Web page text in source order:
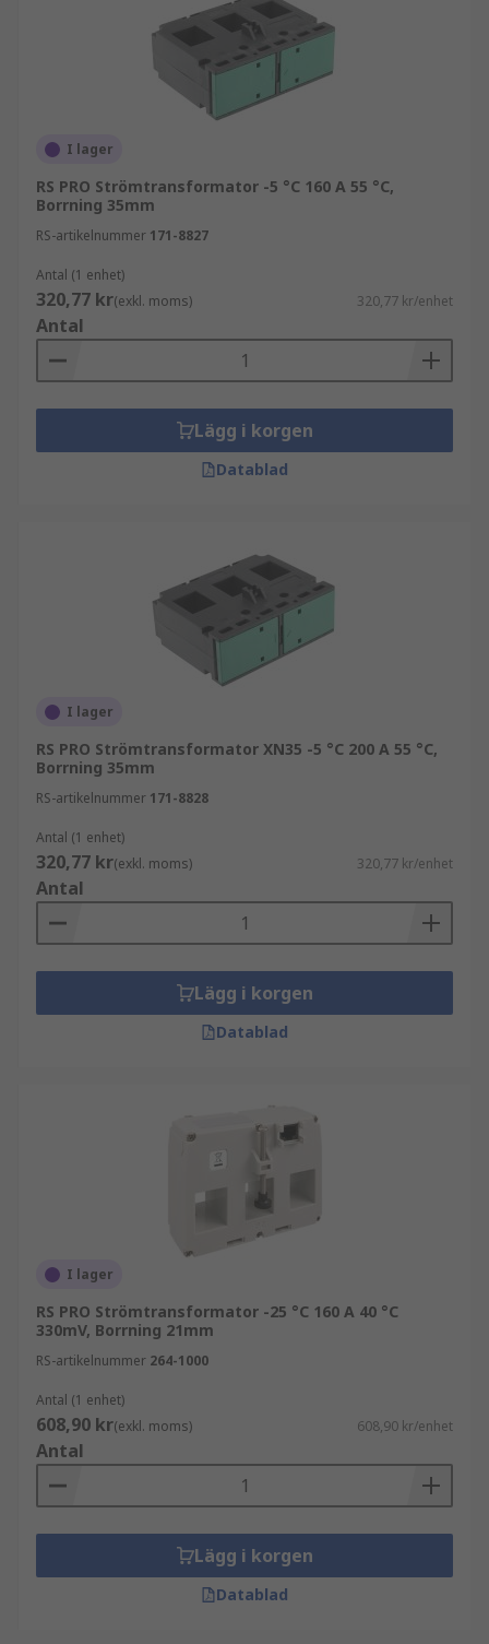
I lager
RS PRO Strömtransformator -5 °C 160 A 55 °C,
Borrning 35mm
RS-artikelnummer 171-8827
Antal (1 enhet)
320,77 kr(exkl. moms) 320,77 kr/enhet
Antal
Lägg i korgen
Datablad
I lager
RS PRO Strömtransformator XN35 -5 °C 200 A 55 °C,
Borrning 35mm
RS-artikelnummer 171-8828
Antal (1 enhet)
320,77 kr(exkl. moms) 320,77 kr/enhet
Antal
Lägg i korgen
Datablad
I lager
RS PRO Strömtransformator -25 °C 160 A 40 °C
330mV, Borrning 21mm
RS-artikelnummer 264-1000
Antal (1 enhet)
608,90 kr(exkl. moms) 608,90 kr/enhet
Antal
Lägg i korgen
Datablad